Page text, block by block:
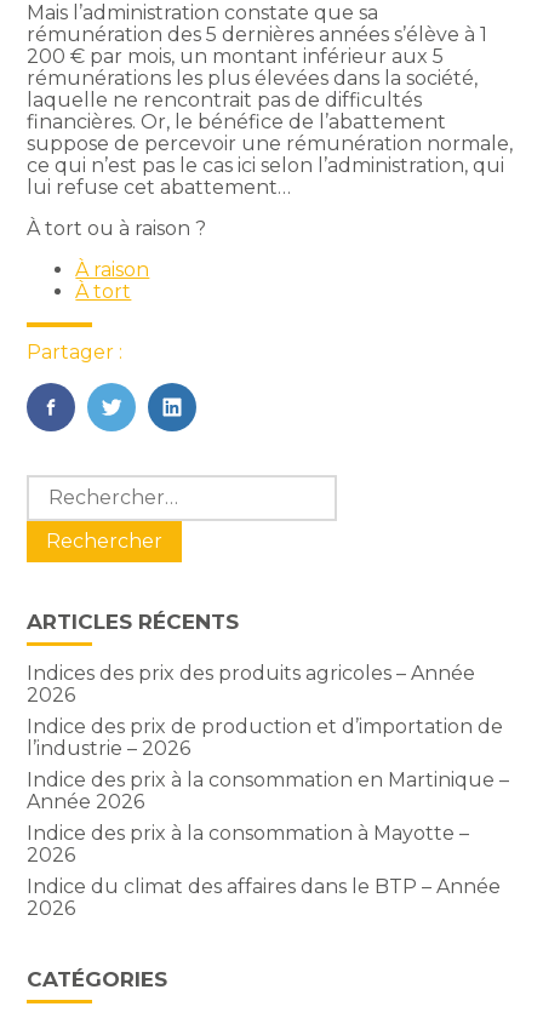
Mais l’administration constate que sa
rémunération des 5 dernières années s’élève à 1
200 € par mois, un montant inférieur aux 5
rémunérations les plus élevées dans la société,
laquelle ne rencontrait pas de difficultés
financières. Or, le bénéfice de l’abattement
suppose de percevoir une rémunération normale,
ce qui n’est pas le cas ici selon l’administration, qui
lui refuse cet abattement…
À tort ou à raison ?
À raison
À tort
Partager :
FaceBook
TwitterLinkedIn
Blog
sidebar
Rechercher :
ARTICLES RÉCENTS
Indices des prix des produits agricoles – Année
2026
Indice des prix de production et d’importation de
l’industrie – 2026
Indice des prix à la consommation en Martinique –
Année 2026
Indice des prix à la consommation à Mayotte –
2026
Indice du climat des affaires dans le BTP – Année
2026
CATÉGORIES